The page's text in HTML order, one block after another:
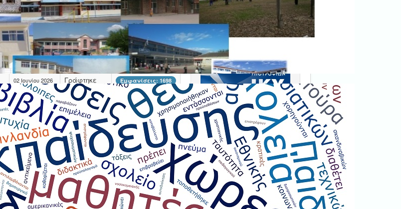
08 Ιουνίου 2026
Γράφτηκε
από τον/την
Super User
Εμφανίσεις: 1557
04 Ιουνίου 2026
Γράφτηκε
από τον/την
Super User
Εμφανίσεις: 1776
02 Ιουνίου 2026
Γράφτηκε
από τον/την
Super User
Εμφανίσεις: 1698
28 Απριλίου
2026
Γράφτηκε
από τον/την
Super User
Εμφανίσεις: 2758
24 Απριλίου
2026
Γράφτηκε
από τον/την
Super User
Εμφανίσεις: 2677
02 Απριλίου
2026
Γράφτηκε
από τον/την
Super User
Εμφανίσεις: 3327
Διαβάστε την αντίστοιχη
νομοθεσίαεδώ
Erasmus+